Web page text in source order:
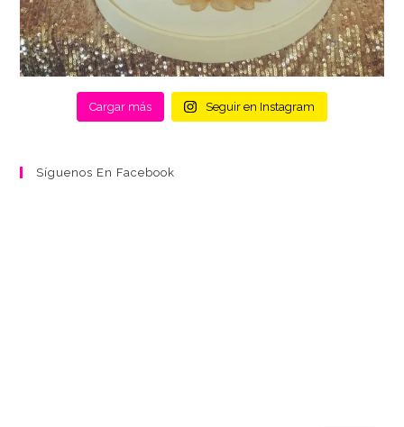
Cargar más Seguir en Instagram
Síguenos En Facebook